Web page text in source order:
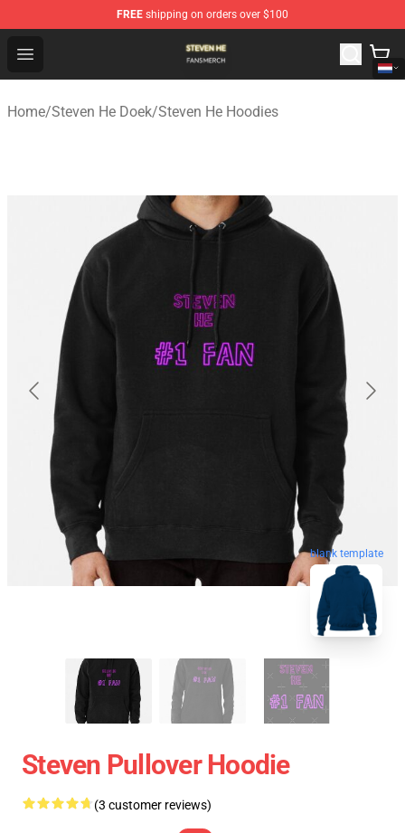
FREE shipping on orders over $100
Open menu
Steven He Shop - Official Steven He Merchandise Store
Home/Steven He Doek/Steven He Hoodies
blank template
Steven Pullover Hoodie
(3 customer reviews)